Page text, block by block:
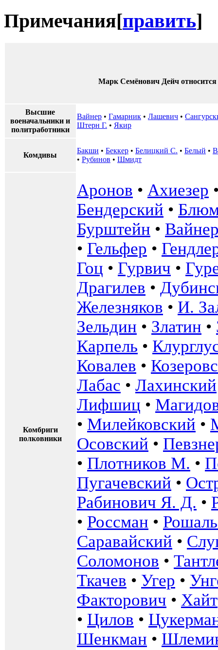
Примечания[править]
Марк Семёнович Дейч
Высшие
военачальники и
политработники
Вайнер • Гамарник • Лашевич •
Штерн Г. • Якир
Комдивы
Бакши • Беккер • Белицкий С. • Белый •
• Рубинов • Шмидт
Комбриги
полковники
Аронов • Ахиезер
Бендерский •
Бурштейн •
• Гельфер •
Гоц • Гурвич •
Драгилев •
Железняков • И.
Зельдин • Златин •
Карпель •
Ковалев •
Лабас • Лахинский
Лифшиц •
• Милейковский •
Осовский •
• Плотников М. •
Пугачевский •
Рабинович Я. Д. •
• Россман •
Саравайский •
Соломонов •
Ткачев • Угер •
Факторович • Хайт
• Цилов •
Шенкман •